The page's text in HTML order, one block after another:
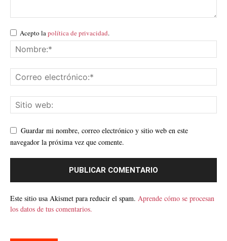
Acepto la política de privacidad.
Guardar mi nombre, correo electrónico y sitio web en este
navegador la próxima vez que comente.
Este sitio usa Akismet para reducir el spam. Aprende cómo se procesan
los datos de tus comentarios.